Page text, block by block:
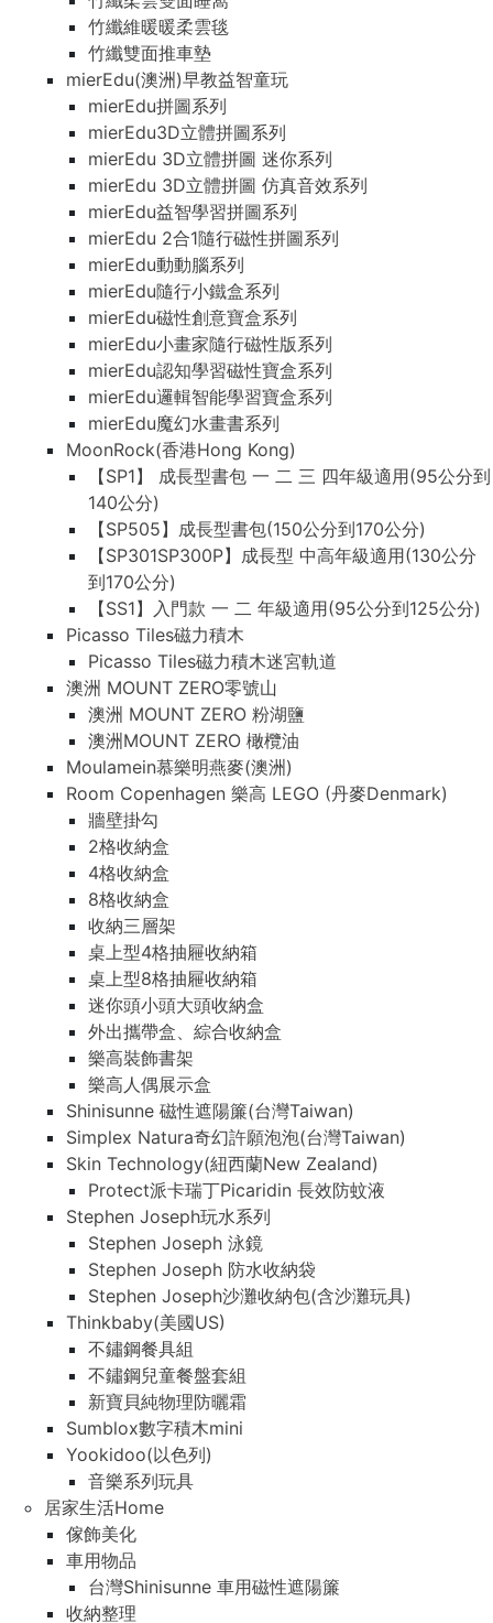
竹纖維暖暖柔雲毯
竹纖雙面推車墊
mierEdu(澳洲)早教益智童玩
mierEdu拼圖系列
mierEdu3D立體拼圖系列
mierEdu 3D立體拼圖 迷你系列
mierEdu 3D立體拼圖 仿真音效系列
mierEdu益智學習拼圖系列
mierEdu 2合1隨行磁性拼圖系列
mierEdu動動腦系列
mierEdu隨行小鐵盒系列
mierEdu磁性創意寶盒系列
mierEdu小畫家隨行磁性版系列
mierEdu認知學習磁性寶盒系列
mierEdu邏輯智能學習寶盒系列
mierEdu魔幻水畫書系列
MoonRock(香港Hong Kong)
【SP1】 成長型書包 一 二 三 四年級適用(95公分到
140公分)
【SP505】成長型書包(150公分到170公分)
【SP301SP300P】成長型 中高年級適用(130公分
到170公分)
【SS1】入門款 一 二 年級適用(95公分到125公分)
Picasso Tiles磁力積木
Picasso Tiles磁力積木迷宮軌道
澳洲 MOUNT ZERO零號山
澳洲 MOUNT ZERO 粉湖鹽
澳洲MOUNT ZERO 橄欖油
Moulamein慕樂明燕麥(澳洲)
Room Copenhagen 樂高 LEGO (丹麥Denmark)
牆壁掛勾
2格收納盒
4格收納盒
8格收納盒
收納三層架
桌上型4格抽屜收納箱
桌上型8格抽屜收納箱
迷你頭小頭大頭收納盒
外出攜帶盒、綜合收納盒
樂高裝飾書架
樂高人偶展示盒
Shinisunne 磁性遮陽簾(台灣Taiwan)
Simplex Natura奇幻許願泡泡(台灣Taiwan)
Skin Technology(紐西蘭New Zealand)
Protect派卡瑞丁Picaridin 長效防蚊液
Stephen Joseph玩水系列
Stephen Joseph 泳鏡
Stephen Joseph 防水收納袋
Stephen Joseph沙灘收納包(含沙灘玩具)
Thinkbaby(美國US)
不鏽鋼餐具組
不鏽鋼兒童餐盤套組
新寶貝純物理防曬霜
Sumblox數字積木mini
Yookidoo(以色列)
音樂系列玩具
居家生活Home
傢飾美化
車用物品
台灣Shinisunne 車用磁性遮陽簾
收納整理